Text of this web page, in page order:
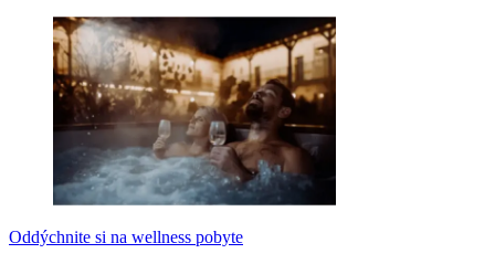
Oddýchnite si na wellness pobyte